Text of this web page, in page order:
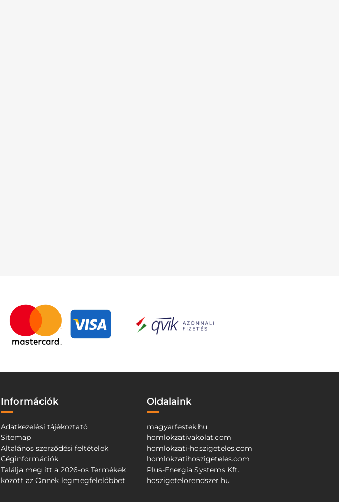
Információk
Adatkezelési tájékoztató
Sitemap
Altalános szerződési feltételek
Céginformációk
Találja meg itt a 2026-os Termékek
között az Önnek legmegfelelőbbet
Oldalaink
magyarfestek.hu
homlokzativakolat.com
homlokzati-hoszigeteles.com
homlokzatihoszigeteles.com
Plus-Energia Systems Kft.
hoszigetelorendszer.hu